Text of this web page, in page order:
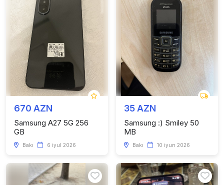
670 AZN
Samsung A27 5G 256
GB
Bakı 6 iyul 2026
35 AZN
Samsung :) Smiley 50
MB
Bakı 10 iyun 2026